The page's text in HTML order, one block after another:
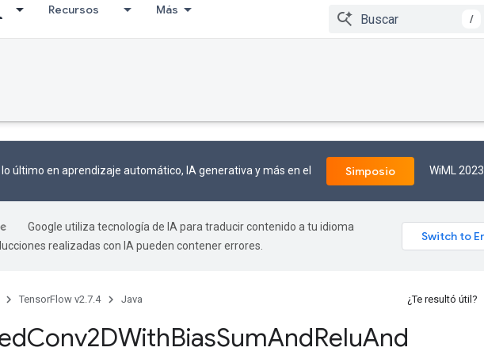
Recursos Más
/
último en aprendizaje automático, IA generativa y más en el Simposio WiML 2023.
Google utiliza tecnología de IA para traducir contenido a tu idioma
realizadas con IA pueden contener errores.
TensorFlow v2.7.4 Java ¿Te resultó útil?
Conv2DWithBiasSumAndReluAnd